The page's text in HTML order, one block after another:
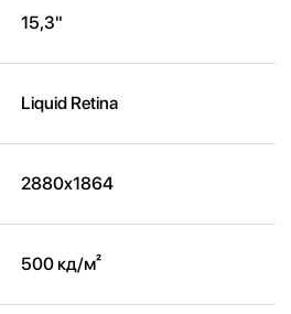
15,3"
Liquid Retina
2880x1864
500 кд/м²